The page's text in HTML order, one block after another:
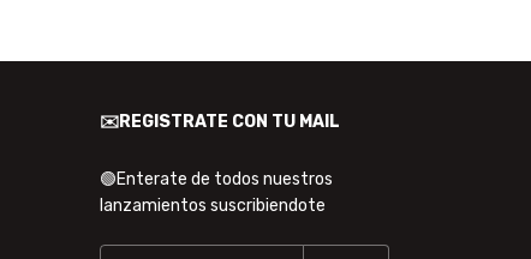
✉️REGISTRATE CON TU MAIL
🟢Enterate de todos nuestros
lanzamientos suscribiendote